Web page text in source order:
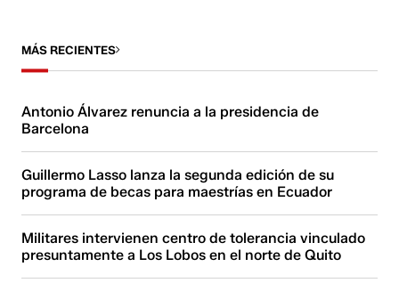
MÁS RECIENTES
Antonio Álvarez renuncia a la presidencia de
Barcelona
Guillermo Lasso lanza la segunda edición de su
programa de becas para maestrías en Ecuador
Militares intervienen centro de tolerancia vinculado
presuntamente a Los Lobos en el norte de Quito